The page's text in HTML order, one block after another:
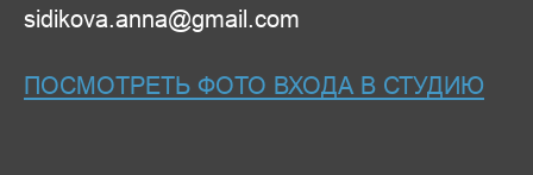
sidikova.anna@gmail.com
ПОСМОТРЕТЬ ФОТО ВХОДА В СТУДИЮ